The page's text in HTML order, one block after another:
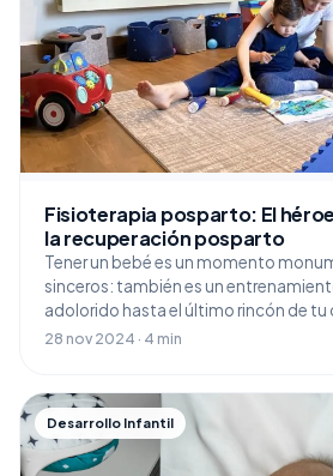
Fisioterapia posparto: El
la recuperación posparto
Tener un bebé es un momento
sinceros: también es un
adolorido hasta el último rincón de tu
28 nov 2024 · 4 min
Desarrollo Infantil